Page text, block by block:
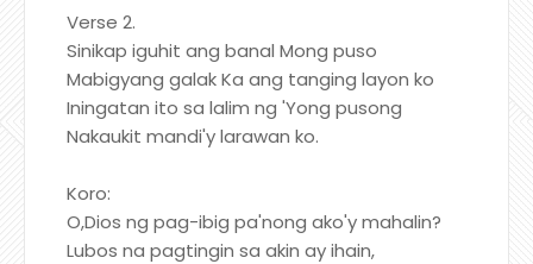
Verse 2.
Sinikap iguhit ang banal Mong puso
Mabigyang galak Ka ang tanging layon ko
Iningatan ito sa lalim ng 'Yong pusong
Nakaukit mandi'y larawan ko.
Koro:
O,Dios ng pag-ibig pa'nong ako'y mahalin?
Lubos na pagtingin sa akin ay ihain,